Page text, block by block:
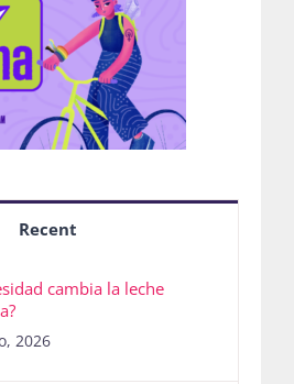
Recent
cambia la leche
2026